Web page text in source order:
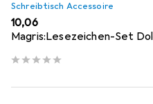
Schreibtisch Accessoire
EUR
10,06
Magris:Lesezeichen-Set